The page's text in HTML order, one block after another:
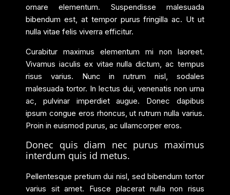
ornare elementum. Suspendisse malesuada
bibendum est, at tempor purus fringilla ac. Ut ut
nulla vitae felis viverra efficitur.
Curabitur maximus elementum mi non laoreet.
Vivamus iaculis ex vitae nulla dictum, ac tempus
risus varius. Nunc in rutrum nisl, sodales
malesuada tortor. In lectus dui, venenatis non urna
ac, pulvinar imperdiet augue. Donec dapibus
ipsum congue eros rhoncus, ut rutrum nulla varius.
Proin in euismod purus, ac ullamcorper eros.
Donec quis diam nec purus maximus
interdum quis id metus.
Pellentesque pretium dui nisl, sed bibendum tortor
varius sit amet. Fusce placerat nulla non risus